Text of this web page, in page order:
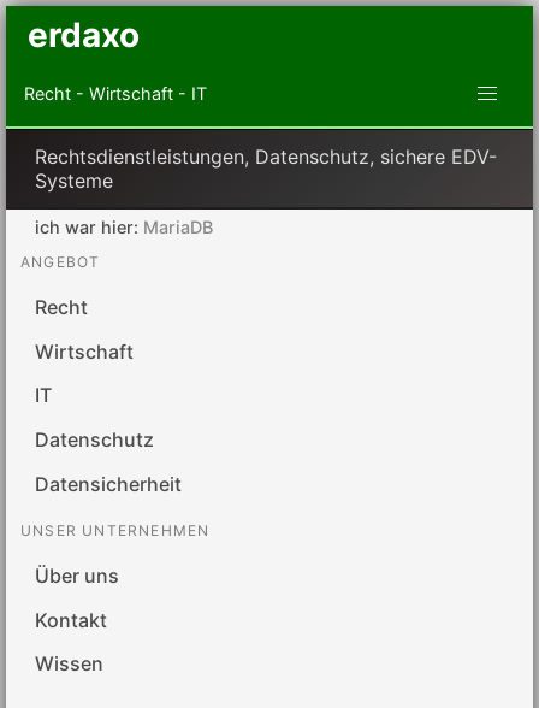
erdaxo
Recht - Wirtschaft - IT
Rechtsdienstleistungen, Datenschutz, sichere EDV-
Systeme
ich war hier: MariaDB
ANGEBOT
Recht
Wirtschaft
IT
Datenschutz
Datensicherheit
UNSER UNTERNEHMEN
Über uns
Kontakt
Wissen